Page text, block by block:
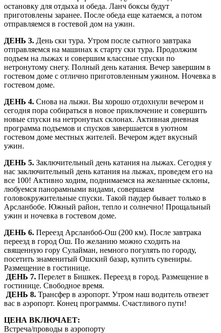
остановку для отдыха и обеда. Ланч боксы будут
приготовлены заранее. После обеда еще катаемся, а потом
отправляемся в гостевой дом на ужин.
ДЕНЬ 3. День ски тура. Утром после сытного завтрака
отправляемся на машинах к старту ски тура. Продолжим
подъем на лыжах и совершим классные спуски по
нетронутому снегу. Полный день катания. Вечер завершим в
гостевом доме с отлично приготовленным ужином. Ночевка в
гостевом доме.
ДЕНЬ 4. Снова на лыжи. Вы хорошо отдохнули вечером и
сегодня пора собираться в новое приключение и совершить
новые спуски на нетронутых склонах. Активная дневная
программа подъемов и спусков завершается в уютном
гостевом доме местных жителей. Вечером ждет вкусный
ужин.
ДЕНЬ 5. Заключительный день катания на лыжах. Сегодня у
нас заключительный день катания на лыжах, проведем его на
все 100! Активно ходим, поднимаемся на желанные склоны,
любуемся панорамными видами, совершаем
головокружительные спуски. Такой паудер бывает только в
Арсланбобе. Южный район, тепло и солнечно! Прощальный
ужин и ночевка в гостевом доме.
ДЕНЬ 6. Переезд Арсланбоб-Ош (200 км). После завтрака
переезд в город Ош. По желанию можно сходить на
священную гору Сулайман, немного погулять по городу,
посетить знаменитый Ошский базар, купить сувениры.
Размещение в гостинице.
ДЕНЬ 7. Перелет в Бишкек. Переезд в город. Размещение в
гостинице. Свободное время.
ДЕНЬ 8. Трансфер в аэропорт. Утром наш водитель отвезет
вас в аэропорт. Конец программы. Счастливого пути!
ЦЕНА ВКЛЮЧАЕТ:
Встреча/проводы в аэропорту